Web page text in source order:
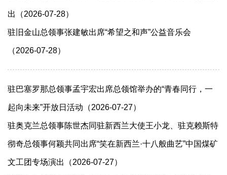
出（2026-07-28）
驻旧金山总领事张建敏出席“希望之和声”公益音乐会
（2026-07-28）
驻巴塞罗那总领事孟宇宏出席总领馆举办的“青春同行，一
起向未来”开放日活动（2026-07-27）
驻奥克兰总领事陈世杰同驻新西兰大使王小龙、驻克赖斯特
彻奇总领事何颖共同出席“笑在新西兰·十八般曲艺”中国煤矿
文工团专场演出（2026-07-27）